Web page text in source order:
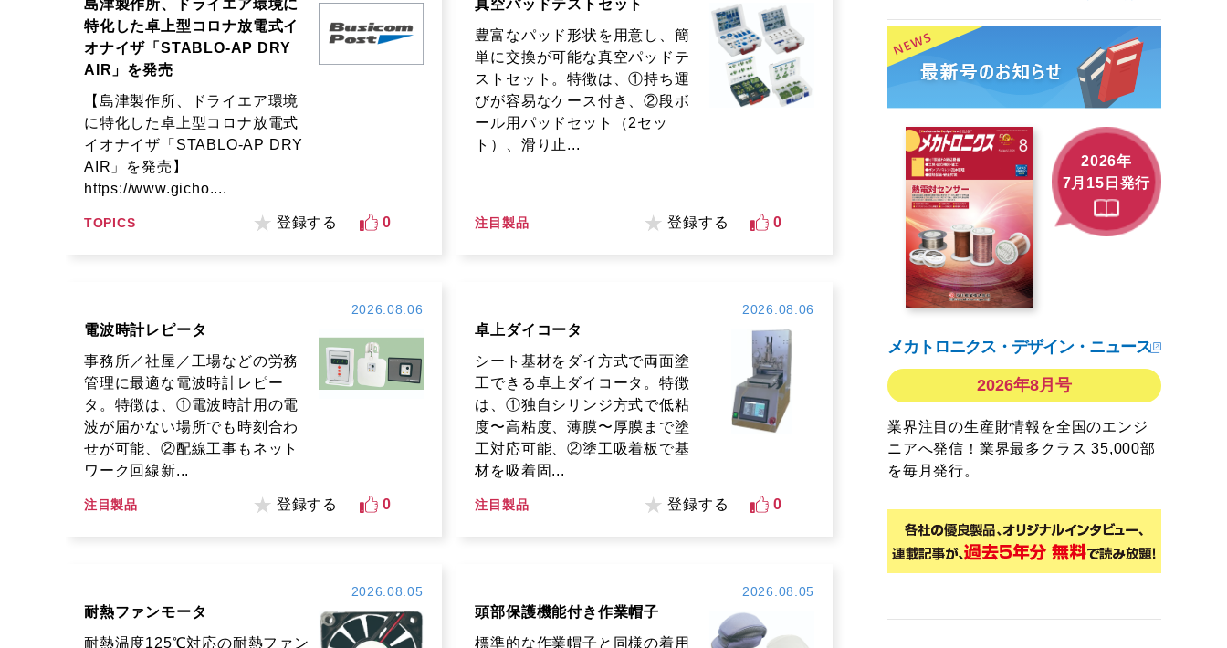
島津製作所、ドライエア環境に
特化した卓上型コロナ放電式イ
オナイザ「STABLO-AP DRY
AIR」を発売
【島津製作所、ドライエア環境
に特化した卓上型コロナ放電式
イオナイザ「STABLO-AP DRY
AIR」を発売】
https://www.gicho....
TOPICS 登録する 0
真空パッドテストセット
豊富なパッド形状を用意し、簡
単に交換が可能な真空パッドテ
ストセット。特徴は、①持ち運
びが容易なケース付き、②段ボ
ール用パッドセット（2セッ
ト）、滑り止...
注目製品 登録する 0
2026.08.06
電波時計レピータ
事務所／社屋／工場などの労務
管理に最適な電波時計レピー
タ。特徴は、①電波時計用の電
波が届かない場所でも時刻合わ
せが可能、②配線工事もネット
ワーク回線新...
注目製品 登録する 0
2026.08.06
卓上ダイコータ
シート基材をダイ方式で両面塗
工できる卓上ダイコータ。特徴
は、①独自シリンジ方式で低粘
度〜高粘度、薄膜〜厚膜まで塗
工対応可能、②塗工吸着板で基
材を吸着固...
注目製品 登録する 0
2026.08.05
耐熱ファンモータ
耐熱温度125℃対応の耐熱ファン
2026.08.05
頭部保護機能付き作業帽子
標準的な作業帽子と同様の着用
2026年
7月15日発行
メカトロニクス・デザイン・ニュース
2026年8月号
業界注目の生産財情報を全国のエンジ
ニアへ発信！業界最多クラス 35,000部
を毎月発行。